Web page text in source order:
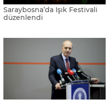
Saraybosna’da Işık Festivali
düzenlendi